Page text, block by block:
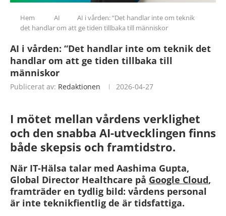
Hem AI
AI i vården: “Det handlar inte om teknik
det handlar om att ge tiden tillbaka till människor
AI i vården: “Det handlar inte om teknik det
handlar om att ge tiden tillbaka till
människor
Publicerat av: Redaktionen 2026-04-27
I mötet mellan vårdens verklighet
och den snabba AI-utvecklingen finns
både skepsis och framtidstro.
När IT-Hälsa talar med Aashima Gupta,
Global Director Healthcare på Google Cloud,
framträder en tydlig bild: vårdens personal
är inte teknikfientlig de är tidsfattiga.